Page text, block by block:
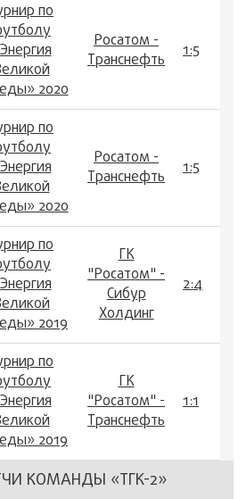
по
2020
Росатом -
Транснефть
1:5
по
2020
Росатом -
Транснефть
1:5
по
2019
ГК
"Росатом" -
Сибур
Холдинг
2:4
по
2019
ГК
"Росатом" -
Транснефть
1:1
КОМАНДЫ «ТГК-2»